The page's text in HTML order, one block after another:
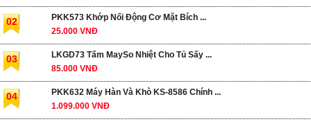
02
PKK573 Khớp Nối Động Cơ Mặt Bích ...
25.000 VNĐ
03
LKGD73 Tấm MaySo Nhiệt Cho Tủ Sấy ...
85.000 VNĐ
04
PKK632 Máy Hàn Và Khò KS-8586 Chính ...
1.099.000 VNĐ